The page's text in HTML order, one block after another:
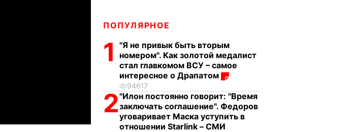
ПОПУЛЯРНОЕ
1
"Я не привык быть вторым
номером". Как золотой медалист
стал главкомом ВСУ – самое
интересное о Драпатом
94617
2"Илон постоянно говорит: "Время
заключать соглашение". Федоров
уговаривает Маска уступить в
отношении Starlink – СМИ